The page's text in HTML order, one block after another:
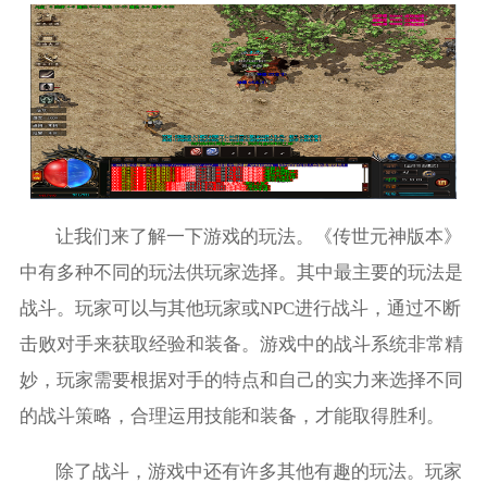
让我们来了解一下游戏的玩法。《传世元神版本》
中有多种不同的玩法供玩家选择。其中最主要的玩法是
战斗。玩家可以与其他玩家或NPC进行战斗，通过不断
击败对手来获取经验和装备。游戏中的战斗系统非常精
妙，玩家需要根据对手的特点和自己的实力来选择不同
的战斗策略，合理运用技能和装备，才能取得胜利。
除了战斗，游戏中还有许多其他有趣的玩法。玩家